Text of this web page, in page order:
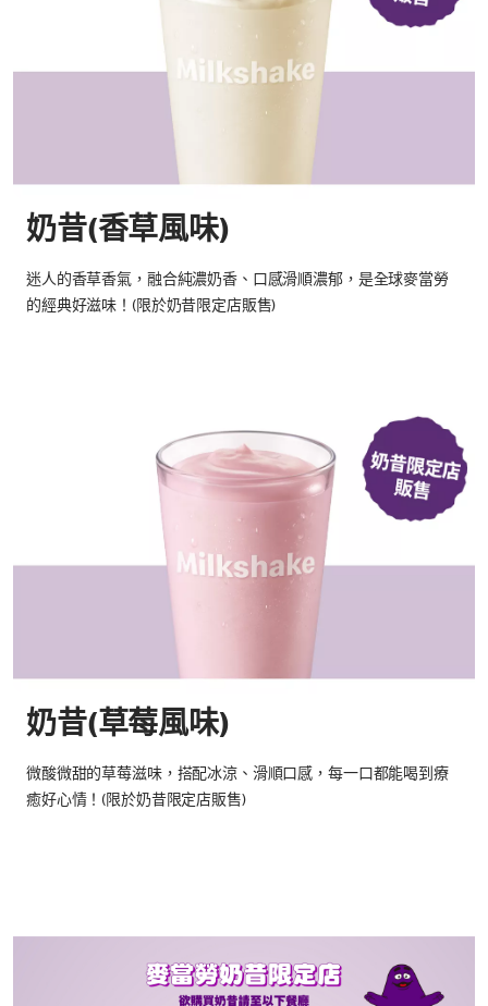
奶昔(香草風味)
迷人的香草香氣，融合純濃奶香、口感滑順濃郁，是全球麥當勞
的經典好滋味！(限於奶昔限定店販售)
奶昔(草莓風味)
微酸微甜的草莓滋味，搭配冰涼、滑順口感，每一口都能喝到療
癒好心情！(限於奶昔限定店販售)